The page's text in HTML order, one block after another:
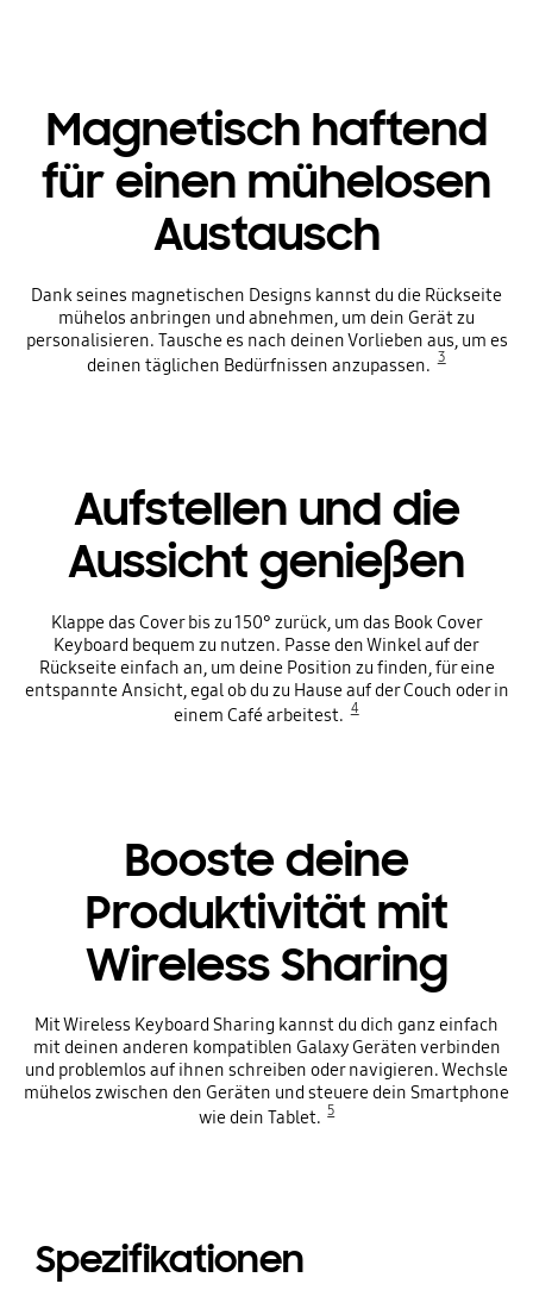
Magnetisch haftend
für einen mühelosen
Austausch
Dank seines magnetischen Designs kannst du die Rückseite
mühelos anbringen und abnehmen, um dein Gerät zu
personalisieren. Tausche es nach deinen Vorlieben aus, um es
deinen täglichen Bedürfnissen anzupassen. 3
Aufstellen und die
Aussicht genießen
Klappe das Cover bis zu 150° zurück, um das Book Cover
Keyboard bequem zu nutzen. Passe den Winkel auf der
Rückseite einfach an, um deine Position zu finden, für eine
entspannte Ansicht, egal ob du zu Hause auf der Couch oder in
einem Café arbeitest. 4
Booste deine
Produktivität mit
Wireless Sharing
Mit Wireless Keyboard Sharing kannst du dich ganz einfach
mit deinen anderen kompatiblen Galaxy Geräten verbinden
und problemlos auf ihnen schreiben oder navigieren. Wechsle
mühelos zwischen den Geräten und steuere dein Smartphone
wie dein Tablet. 5
Spezifikationen